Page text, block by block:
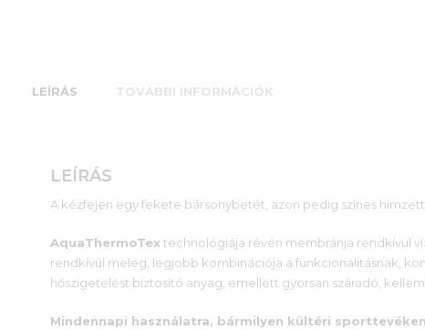
LEÍRÁS TOVÁBBI INFORMÁCIÓK
LEÍRÁS
A kézfejen egy fekete bársonybetét, azon pedig színes
AquaThermoTex technológiája révén membránja rendkívül
rendkívül meleg, legjobb kombinációja a funkcionalitásnak,
hőszigetelést biztosító anyag, emellett gyorsan száradó,
Mindennapi használatra, bármilyen kültéri